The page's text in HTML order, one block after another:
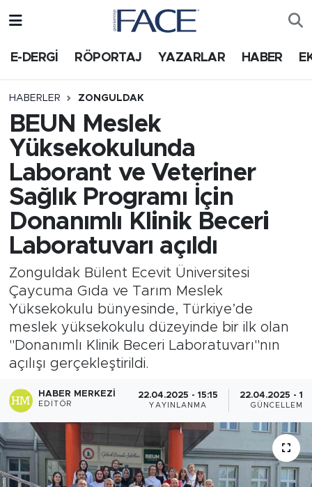
E-DERGİ RÖPORTAJ YAZARLAR HABER
HABERLER ZONGULDAK
BEUN Meslek
Yüksekokulunda
Laborant ve Veteriner
Sağlık Programı İçin
Donanımlı Klinik Beceri
Laboratuvarı açıldı
Zonguldak Bülent Ecevit Üniversitesi
Çaycuma Gıda ve Tarım Meslek
Yüksekokulu bünyesinde, Türkiye’de
meslek yüksekokulu düzeyinde bir ilk olan
"Donanımlı Klinik Beceri Laboratuvarı"nın
açılışı gerçekleştirildi.
HABER MERKEZI
EDITÖR
22.04.2025 - 15:15
YAYINLANMA
22.04.2025 -
GÜNCELLEME
HABER
Nöbetçi Eczaneler
Trafik Durumu
Süper Lig Puan Durumu ve Fikstür
Tüm Manşetler
Son Dakika Haberleri
Haber Arşivi